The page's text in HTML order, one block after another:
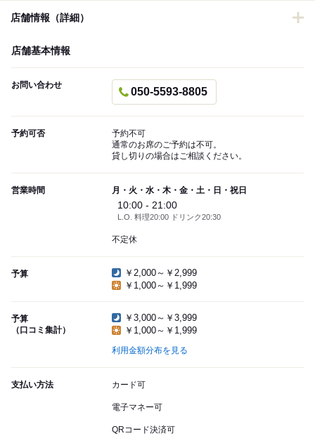
店舗情報（詳細）
店舗基本情報
お問い合わせ
050-5593-8805
予約可否
予約不可
通常のお席のご予約は不可。
貸し切りの場合はご相談ください。
営業時間 月・火・水・木・金・土・日・祝日
10:00 - 21:00
L.O. 料理20:00 ドリンク20:30
不定休
予算
￥2,000～￥2,999
￥1,000～￥1,999
予算
（口コミ集計）
￥3,000～￥3,999
￥1,000～￥1,999
利用金額分布を見る
支払い方法 カード可
電子マネー可
QRコード決済可